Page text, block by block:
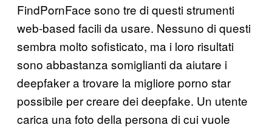
FindPornFace sono tre di questi strumenti
web-based facili da usare. Nessuno di questi
sembra molto sofisticato, ma i loro risultati
sono abbastanza somiglianti da aiutare i
deepfaker a trovare la migliore porno star
possibile per creare dei deepfake. Un utente
carica una foto della persona di cui vuole